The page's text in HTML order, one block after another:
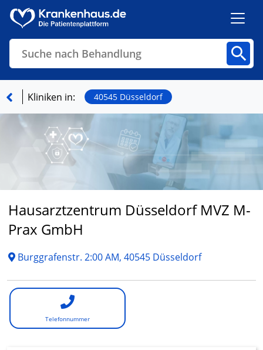
Suche nach Behandlung
Finden
Kliniken in: 40545 Düsseldorf
Hausarztzentrum Düsseldorf MVZ M-
Prax GmbH
Burggrafenstr. 2:00 AM, 40545 Düsseldorf
Telefonnummer